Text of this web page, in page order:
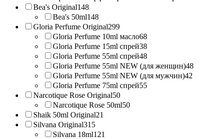
Bea's Original148
Bea's 50ml148
Gloria Perfume Original299
Gloria Perfume 10ml масло68
Gloria Perfume 15ml спрей38
Gloria Perfume 55ml спрей48
Gloria Perfume 55ml NEW (для женщин)48
Gloria Perfume 55ml NEW (для мужчин)42
Gloria Perfume 75ml спрей55
Narcotique Rose Original50
Narcotique Rose 50ml50
Shaik 50ml Original21
Silvana Original315
Silvana 18ml121